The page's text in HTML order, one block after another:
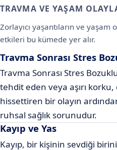
TRAVMA VE YAŞAM
Zorlayıcı yaşantıların ve yaşam
etkileri bu kümede yer alır.
Travma Sonrası Stres
Travma Sonrası Stres
tehdit eden veya aşırı
hissettiren bir olayın
ruhsal sağlık sorunudur.
Kayıp ve Yas
Kayıp, bir kişinin sevdiği